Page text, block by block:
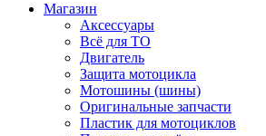
Магазин
Аксессуары
Всё для ТО
Двигатель
Защита мотоцикла
Мотошины (шины)
Оригинальные запчасти
Пластик для мотоциклов